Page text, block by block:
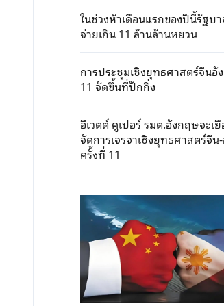
ในช่วงห้าเดือนแรกของปีนี้รัฐบ
จ่ายเกิน 11 ล้านล้านหยวน
การประชุมเชิงยุทธศาสตร์จีนอั
11 จัดขึ้นที่ปักกิ่ง
อีเวตต์ คูเปอร์ รมต.อังกฤษจะเ
จัดการเจรจาเชิงยุทธศาสตร์จี
ครั้งที่ 11